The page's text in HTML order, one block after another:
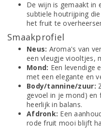
De wijn is gemaakt in
subtiele houtrijping
het fruit te
Smaakprofiel
Neus: Aroma's van
een vleugje viooltjes,
Mond: Een levendige
met een elegante en
Body/tannine/zuur:
gevoel in je mond) en
heerlijk in balans.
Afdronk: Een
rode fruit mooi blijft